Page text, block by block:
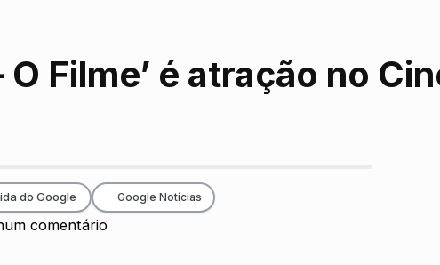
O Filme’ é atração no
comentário
do Google Google Notícias